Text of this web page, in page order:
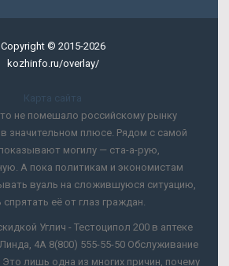
Copyright © 2015-2026
kozhinfo.ru/overlay/
Карта сайта
не помешало российскому рынку
в значительном плюсе. Рядом с самой
могилу — ста-а-рую,
А пока политикам и экономистам
вуаль на сложившуюся ситуацию,
её от глаз граждан.
Углич - Тестоципол 200 в аптеке
4А 8(800) 555-55-50 Обслуживание
Это лишь одна из многих причин, почему